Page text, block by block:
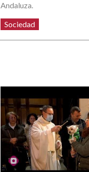
Andaluza.
Sociedad